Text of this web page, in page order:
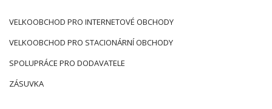
VELKOOBCHOD PRO INTERNETOVÉ OBCHODY
VELKOOBCHOD PRO STACIONÁRNÍ OBCHODY
SPOLUPRÁCE PRO DODAVATELE
ZÁSUVKA